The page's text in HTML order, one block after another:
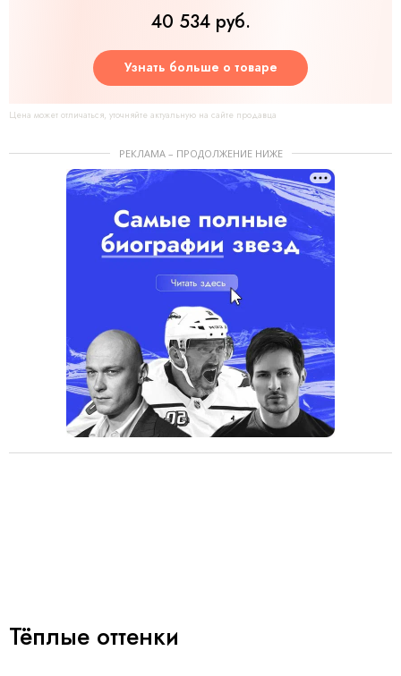
40 534 руб.
Узнать больше о товаре
Цена может отличаться, уточняйте актуальную на сайте продавца
РЕКЛАМА – ПРОДОЛЖЕНИЕ НИЖЕ
Тёплые оттенки